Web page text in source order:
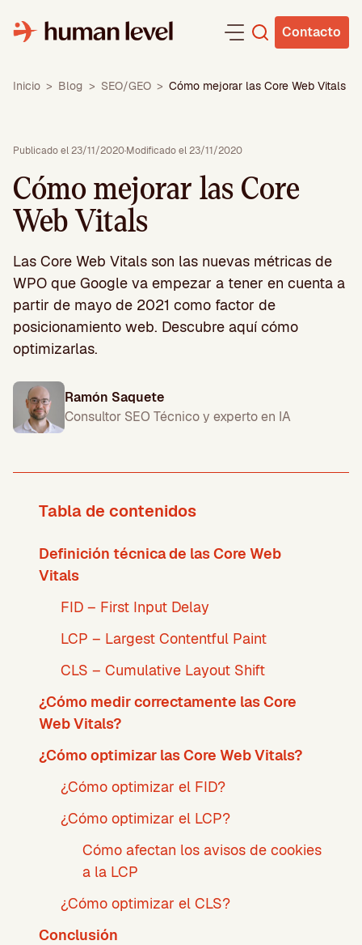
contenido
Contacto
Inicio > Blog > SEO/GEO > Cómo mejorar las Core Web Vitals
Publicado el 23/11/2020·Modificado el 23/11/2020
Cómo mejorar las Core
Web Vitals
Las Core Web Vitals son las nuevas métricas de
WPO que Google va empezar a tener en cuenta a
partir de mayo de 2021 como factor de
posicionamiento web. Descubre aquí cómo
optimizarlas.
Ramón Saquete
Consultor SEO Técnico y experto en IA
Tabla de contenidos
Definición técnica de las Core Web
Vitals
FID – First Input Delay
LCP – Largest Contentful Paint
CLS – Cumulative Layout Shift
¿Cómo medir correctamente las Core
Web Vitals?
¿Cómo optimizar las Core Web Vitals?
¿Cómo optimizar el FID?
¿Cómo optimizar el LCP?
Cómo afectan los avisos de cookies
a la LCP
¿Cómo optimizar el CLS?
Conclusión